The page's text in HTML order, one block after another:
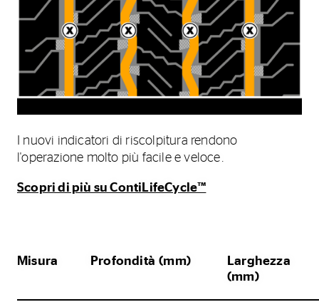
I nuovi indicatori di riscolpitura rendono
l'operazione molto più facile e veloce.
Scopri di più su ContiLifeCycle™
Misura Profondità (mm)
Larghezza
(mm)